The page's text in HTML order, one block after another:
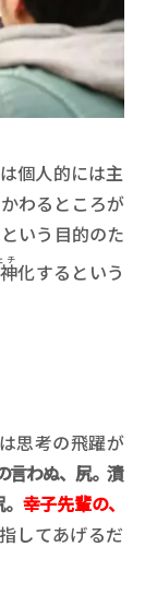
個人的には主
わるところが
いう目的のた
チ化するという
思考の飛躍が
言わぬ、尻。漬
幸子先輩の、
してあげるだ